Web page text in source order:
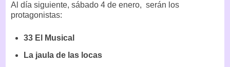
Al día siguiente, sábado 4 de enero, serán los
protagonistas:
33 El Musical
La jaula de las locas